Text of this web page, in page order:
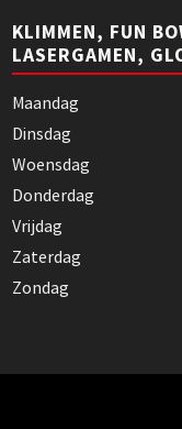
KLIMMEN, FUN
LASERGAMEN,
Maandag
Dinsdag
Woensdag
Donderdag
Vrijdag
Zaterdag
Zondag